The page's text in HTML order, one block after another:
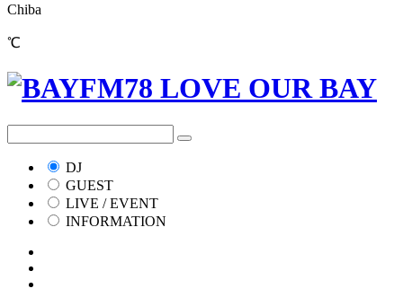
Chiba
℃
DJ
GUEST
LIVE / EVENT
INFORMATION